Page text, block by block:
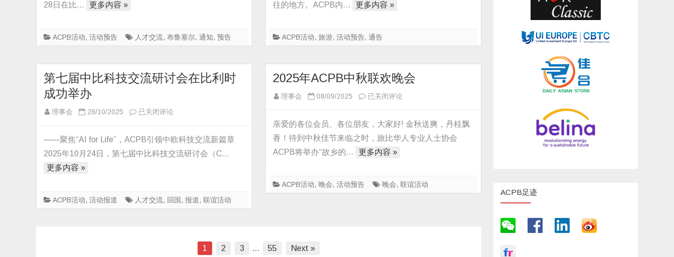
研
会
Third
第
轮
通
交
讨
会
CBSTES)
请
函
28日在比…
更多内容 »
ACPB活动, 活动预告 人才交流, 布鲁塞尔, 通知, 预告
旅
（法
德
精
华
日
游）
往的地方。ACPB内…
更多内容 »
ACPB活动,旅游,活动预告,通告
第七届中比科技交流研讨会在比利时
成功举办
理事会 28/10/2025
第
届
中
交
已关闭评论
——聚焦“AI for Life”，ACPB引领中欧科技交流新篇章
2025年10月24日，第七届中比科技交流研讨会（C…
更多内容 »
ACPB活动, 活动报道 人才交流, 回国, 报道, 联谊活动
2025年ACPB中秋联欢晚会
理事会 08/09/2025
2025
ACPB
中
联
晚
已关闭评论
亲爱的各位会员、各位朋友，大家好! 金秋送爽，丹桂飘
香！待到中秋佳节来临之时，旅比华人专业人士协会
ACPB将举办“故乡的…
更多内容 »
ACPB活动,晚会,活动预告 晚会,联谊活动
1 2 3 … 55 Next »
ACPB足迹